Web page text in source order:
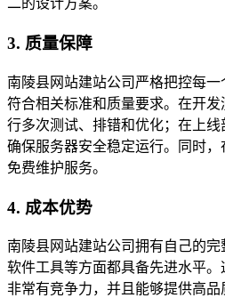
二的设计方案。
3. 质量保障
南陵县网站建站公司严格把控每
符合相关标准和质量要求。在开
行多次测试、排错和优化；在上
确保服务器安全稳定运行。同时
免费维护服务。
4. 成本优势
南陵县网站建站公司拥有自己的完
软件工具等方面都具备先进水平
非常有竞争力，并且能够提供高品